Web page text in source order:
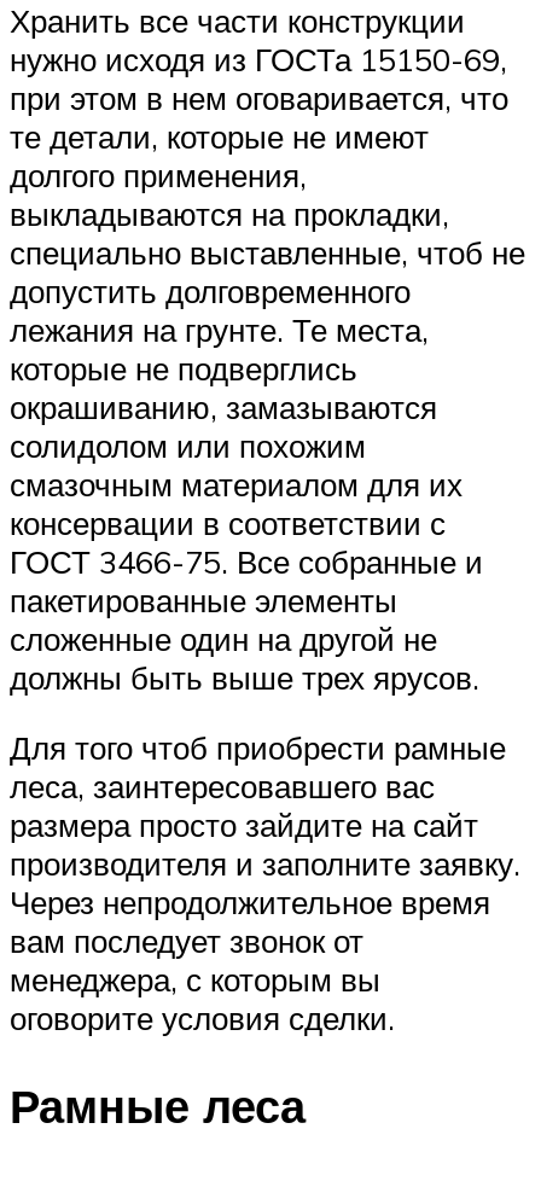
Хранить все части конструкции
нужно исходя из ГОСТа 15150-69,
при этом в нем оговаривается, что
те детали, которые не имеют
долгого применения,
выкладываются на прокладки,
специально выставленные, чтоб не
допустить долговременного
лежания на грунте. Те места,
которые не подверглись
окрашиванию, замазываются
солидолом или похожим
смазочным материалом для их
консервации в соответствии с
ГОСТ 3466-75. Все собранные и
пакетированные элементы
сложенные один на другой не
должны быть выше трех ярусов.
Для того чтоб приобрести рамные
леса, заинтересовавшего вас
размера просто зайдите на сайт
производителя и заполните заявку.
Через непродолжительное время
вам последует звонок от
менеджера, с которым вы
оговорите условия сделки.
Рамные леса